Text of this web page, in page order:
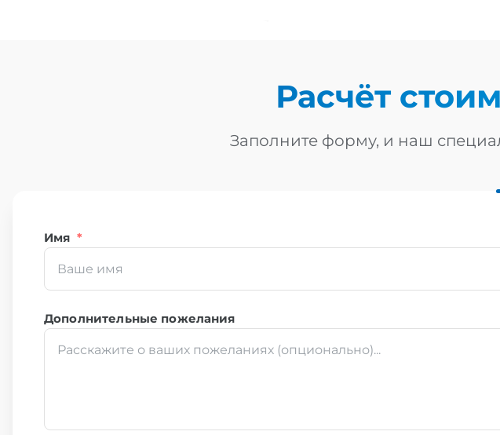
Расчёт
Заполните форму, и наш
Имя *
Дополнительные пожелания